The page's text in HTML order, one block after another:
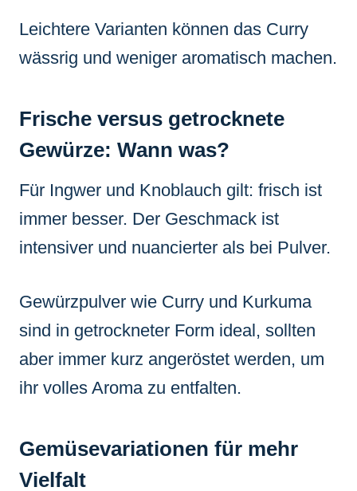
Leichtere Varianten können das Curry
wässrig und weniger aromatisch machen.
Frische versus getrocknete
Gewürze: Wann was?
Für Ingwer und Knoblauch gilt: frisch ist
immer besser. Der Geschmack ist
intensiver und nuancierter als bei Pulver.
Gewürzpulver wie Curry und Kurkuma
sind in getrockneter Form ideal, sollten
aber immer kurz angeröstet werden, um
ihr volles Aroma zu entfalten.
Gemüsevariationen für mehr
Vielfalt